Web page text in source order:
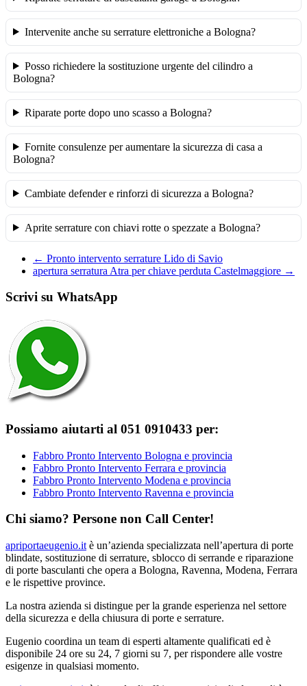
Intervenite anche su serrature elettroniche a Bologna?
Posso richiedere la sostituzione urgente del cilindro a
Bologna?
Riparate porte dopo uno scasso a Bologna?
Fornite consulenze per aumentare la sicurezza di casa a
Bologna?
Cambiate defender e rinforzi di sicurezza a Bologna?
Aprite serrature con chiavi rotte o spezzate a Bologna?
← Pronto intervento serrature Lido di Savio
apertura serratura Atra per chiave perduta Castelmaggiore →
Scrivi su WhatsApp
Possiamo aiutarti al 051 0910433 per:
Fabbro Pronto Intervento Bologna e provincia
Fabbro Pronto Intervento Ferrara e provincia
Fabbro Pronto Intervento Modena e provincia
Fabbro Pronto Intervento Ravenna e provincia
Chi siamo? Persone non Call Center!
apriportaeugenio.it è un’azienda specializzata nell’apertura di porte
blindate, sostituzione di serrature, sblocco di serrande e riparazione
di porte basculanti che opera a Bologna, Ravenna, Modena, Ferrara
e le rispettive province.
La nostra azienda si distingue per la grande esperienza nel settore
della sicurezza e della chiusura di porte e serrature.
Eugenio coordina un team di esperti altamente qualificati ed è
disponibile 24 ore su 24, 7 giorni su 7, per rispondere alle vostre
esigenze in qualsiasi momento.